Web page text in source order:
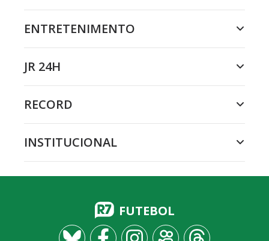
ENTRETENIMENTO
JR 24H
RECORD
INSTITUCIONAL
FUTEBOL